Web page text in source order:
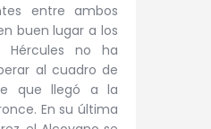
entre ambos
buen lugar a los
Hércules no ha
al cuadro de
que llegó a la
En su última